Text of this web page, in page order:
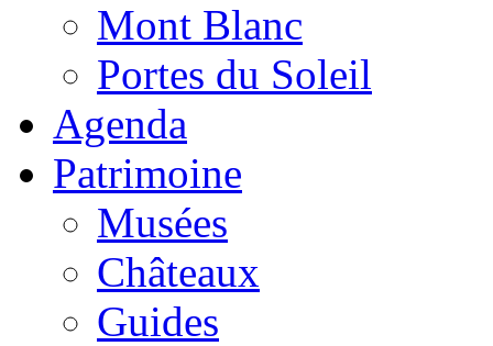
Mont Blanc
Portes du Soleil
Agenda
Patrimoine
Musées
Châteaux
Guides